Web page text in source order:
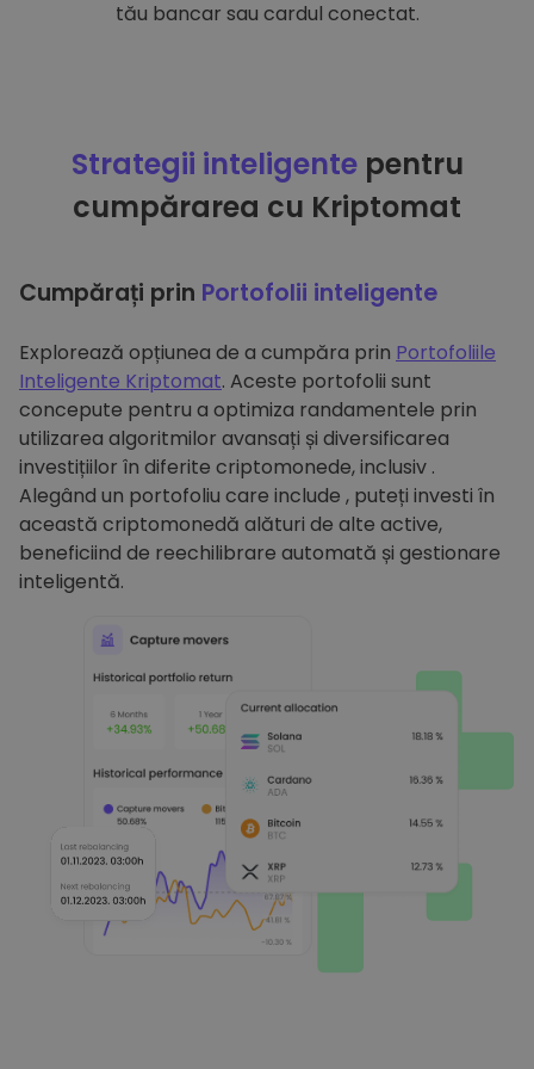
tău bancar sau cardul conectat.
Strategii inteligentepentru
cumpărarea cu Kriptomat
Cumpărați prin Portofolii inteligente
Explorează opțiunea de a cumpăra prin Portofoliile
Inteligente Kriptomat. Aceste portofolii sunt
concepute pentru a optimiza randamentele prin
utilizarea algoritmilor avansați și diversificarea
investițiilor în diferite criptomonede, inclusiv .
Alegând un portofoliu care include , puteți investi în
această criptomonedă alături de alte active,
beneficiind de reechilibrare automată și gestionare
inteligentă.